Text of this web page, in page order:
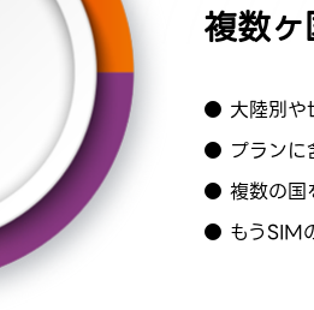
複数
● 大陸別や
● プランに
● 複数の国
● もうSIM